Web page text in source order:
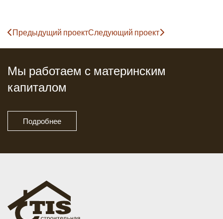
Предыдущий проектСледующий проект
Мы работаем с материнским
капиталом
Подробнее